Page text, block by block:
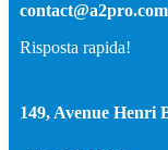
contact@a2pro.com
Risposta rapida!
149, Avenue Henri